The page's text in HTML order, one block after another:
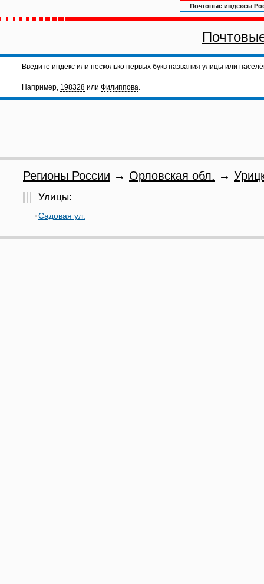
Почтовые индексы
Введите индекс или несколько первых букв названия улицы или
Например, 198328 или Филиппова.
Регионы России → Орловская обл. →
Улицы:
Садовая ул.